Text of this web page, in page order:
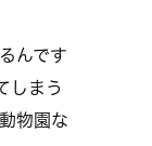
んです
しまう
物園な